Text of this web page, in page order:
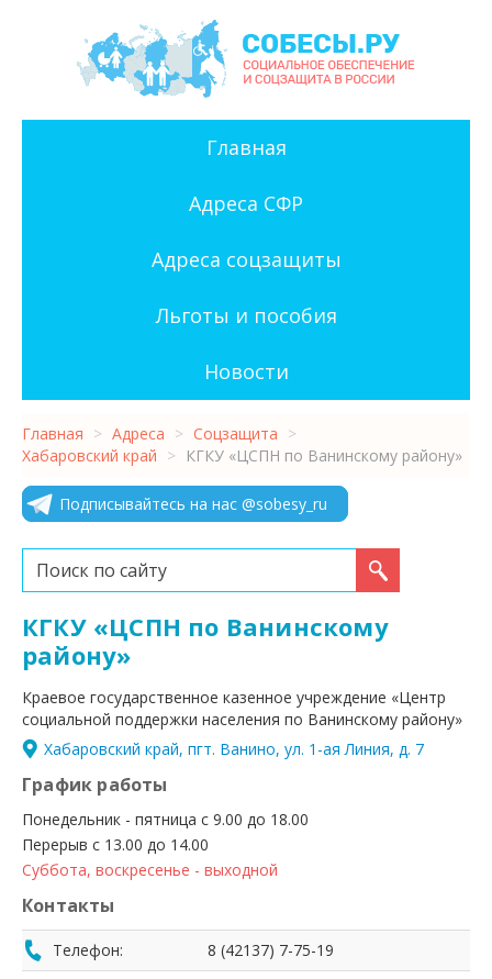
Главная
Адреса СФР
Адреса соцзащиты
Льготы и пособия
Новости
Главная > Адреса > Соцзащита >
Хабаровский край > КГКУ «ЦСПН по Ванинскому району»
Подписывайтесь на нас @sobesy_ru
Искать...
КГКУ «ЦСПН по Ванинскому
району»
Краевое государственное казенное учреждение «Центр
социальной поддержки населения по Ванинскому району»
Хабаровский край, пгт. Ванино, ул. 1-ая Линия, д. 7
График работы
Понедельник - пятница с 9.00 до 18.00
Перерыв с 13.00 до 14.00
Суббота, воскресенье - выходной
Контакты
Телефон:
8 (42137) 7-75-19